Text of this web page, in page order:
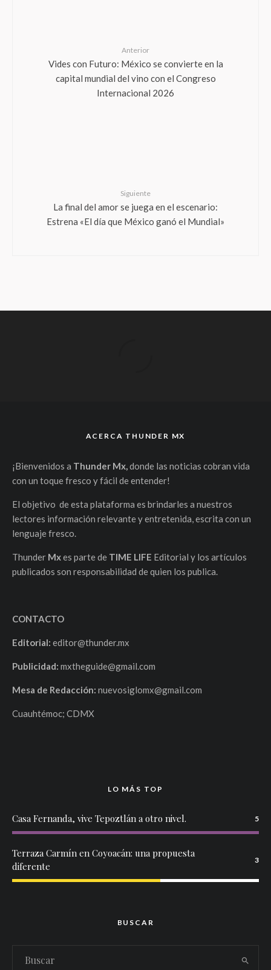
Anterior
Vides con Futuro: México se convierte en la
capital mundial del vino con el Congreso
Internacional 2026
Siguiente
La final del amor se juega en el escenario:
Estrena «El día que México ganó el Mundial»
ACERCA THUNDER MX
¡Bienvenidos a Thunder Mx,donde las noticias cobran vida
con un toque fresco y fácil de entender!
El objetivo de esta plataforma es brindarles a nuestros
lectores información relevante y entretenida, escrita con un
lenguaje fresco.
Thunder Mxes parte de TIME LIFE Editorial y los artículos
publicados son responsabilidad de quien los publica.
CONTACTO
Editorial: editor@thunder.mx
Publicidad: mxtheguide@gmail.com
Mesa de Redacción: nuevosiglomx@gmail.com
Cuauhtémoc; CDMX
LO MÁS TOP
Casa Fernanda, vive Tepoztlán a otro nivel. 5
Terraza Carmín en Coyoacán: una propuesta
diferente
3
BUSCAR